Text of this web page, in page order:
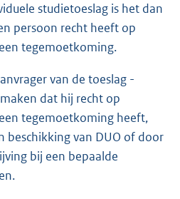
studietoeslag is het dan
persoon recht heeft op
tegemoetkoming.
van de toeslag -
dat hij recht op
tegemoetkoming heeft,
beschikking van DUO of door
bij een bepaalde